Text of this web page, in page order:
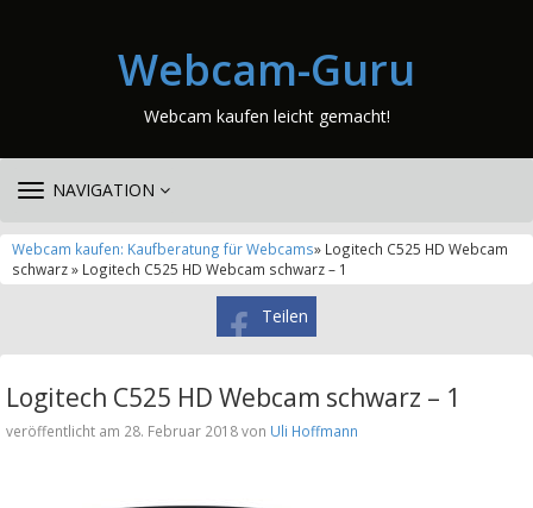
Webcam-Guru
Webcam kaufen leicht gemacht!
TOGGLE
NAVIGATION
Webcam kaufen: Kaufberatung für Webcams» Logitech C525 HD Webcam
schwarz » Logitech C525 HD Webcam schwarz – 1
Teilen
Logitech C525 HD Webcam schwarz – 1
veröffentlicht am 28. Februar 2018 von Uli Hoffmann